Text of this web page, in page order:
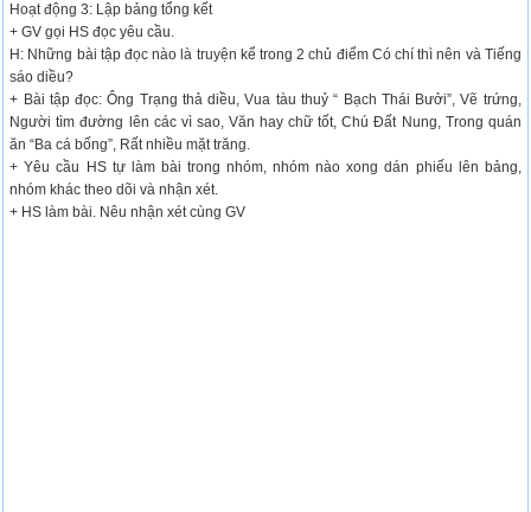
Hoạt động 3: Lập bảng tổng kết
+ GV gọi HS đọc yêu cầu.
H: Những bài tập đọc nào là truyện kể trong 2 chủ điểm Có chí thì nên và Tiếng
sáo diều?
+ Bài tập đọc: Ông Trạng thả diều, Vua tàu thuỷ “ Bạch Thái Bưởi”, Vẽ trứng,
Người tìm đường lên các vì sao, Văn hay chữ tốt, Chú Đất Nung, Trong quán
ăn “Ba cá bống”, Rất nhiều mặt trăng.
+ Yêu cầu HS tự làm bài trong nhóm, nhóm nào xong dán phiếu lên bảng,
nhóm khác theo dõi và nhận xét.
+ HS làm bài. Nêu nhận xét cùng GV